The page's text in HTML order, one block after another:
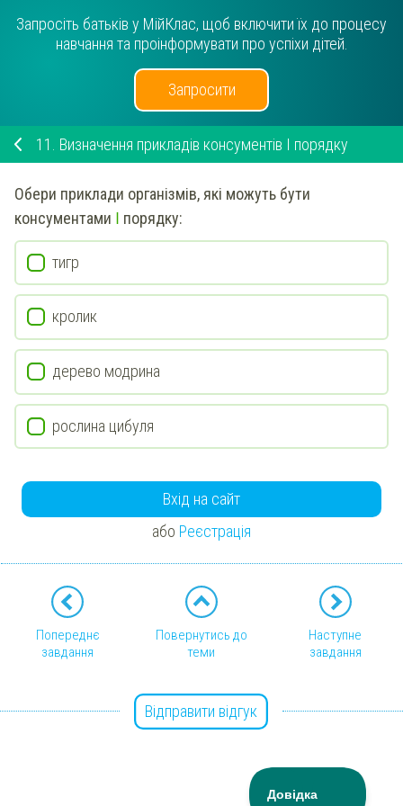
Запросіть батьків у МійКлас, щоб включити їх до процесу
навчання та проінформувати про успіхи дітей.
Запросити
11. Визначення прикладів консументів І порядку
Обери приклади організмів, які можуть бути
консументами І порядку:
тигр
кролик
дерево модрина
рослина цибуля
Вхід на сайт
або Реєстрація
Попереднє
завдання
Повернутись до
теми
Наступне
завдання
Відправити відгук